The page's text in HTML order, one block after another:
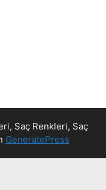
Saç Renkleri, Saç
GeneratePress